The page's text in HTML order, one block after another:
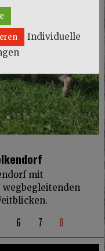
mit
wegbegleitenden
6 7 8
Individuelle